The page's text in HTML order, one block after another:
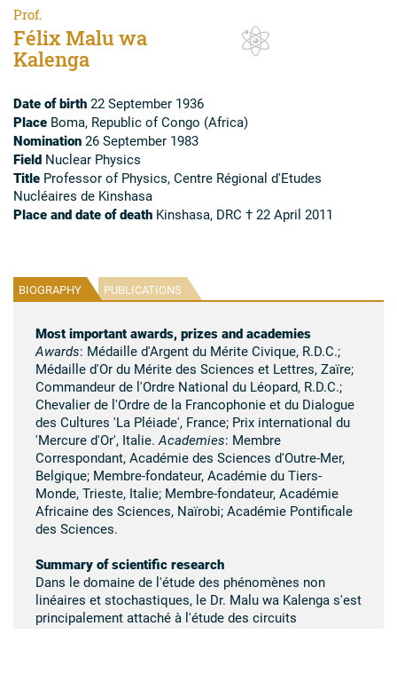
Prof.
Félix Malu wa
Kalenga
Date of birth 22 September 1936
Place Boma, Republic of Congo (Africa)
Nomination 26 September 1983
Field Nuclear Physics
Title Professor of Physics, Centre Régional d'Etudes
Nucléaires de Kinshasa
Place and date of death Kinshasa, DRC † 22 April 2011
BIOGRAPHY PUBLICATIONS
Most important awards, prizes and academies
Awards: Médaille d'Argent du Mérite Civique, R.D.C.;
Médaille d'Or du Mérite des Sciences et Lettres, Zaïre;
Commandeur de l'Ordre National du Léopard, R.D.C.;
Chevalier de l'Ordre de la Francophonie et du Dialogue
des Cultures 'La Pléiade', France; Prix international du
'Mercure d'Or', Italie. Academies: Membre
Correspondant, Académie des Sciences d'Outre-Mer,
Belgique; Membre-fondateur, Académie du Tiers-
Monde, Trieste, Italie; Membre-fondateur, Académie
Africaine des Sciences, Naïrobi; Académie Pontificale
des Sciences.
Summary of scientific research
Dans le domaine de l'étude des phénomènes non
linéaires et stochastiques, le Dr. Malu wa Kalenga s'est
principalement attaché à l'étude des circuits